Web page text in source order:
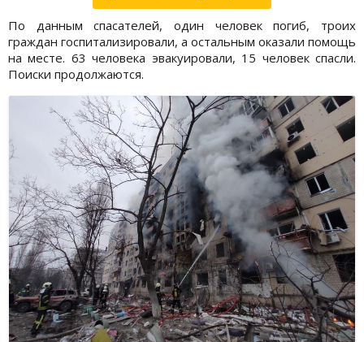
По данным спасателей, один человек погиб, троих
граждан госпитализировали, а остальным оказали помощь
на месте. 63 человека эвакуировали, 15 человек спасли.
Поиски продолжаются.